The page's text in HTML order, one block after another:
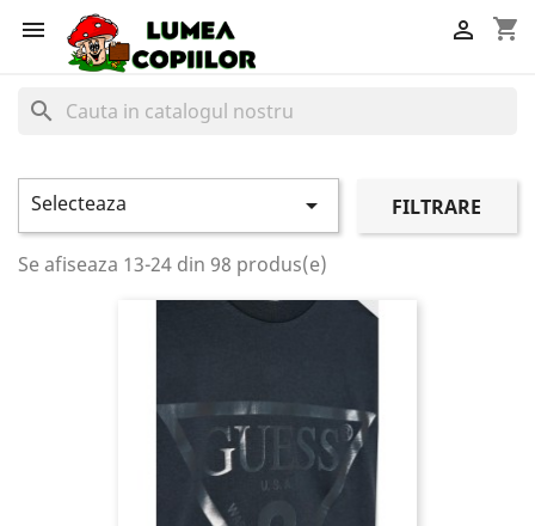
 shopping_cart

search
Selecteaza  FILTRARE
Se afiseaza 13-24 din 98 produs(e)